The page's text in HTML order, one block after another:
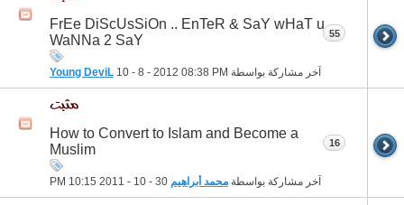
FrEe DiScUsSiOn .. EnTeR & SaY wHaT u
WaNNa 2 SaY
آخر مشاركة بواسطة Young DeviL 10 - 8 - 2012 08:38 PM
55
How to Convert to Islam and Become a
Muslim
آخر مشاركة بواسطة محمد أبراهيم 10:15 PM
16